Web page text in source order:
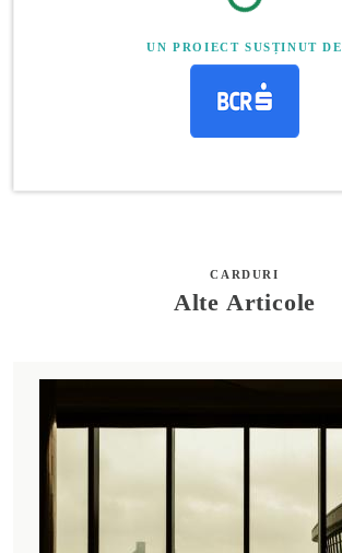
UN PROIECT SUSȚINUT DE
CARDURI
Alte Articole